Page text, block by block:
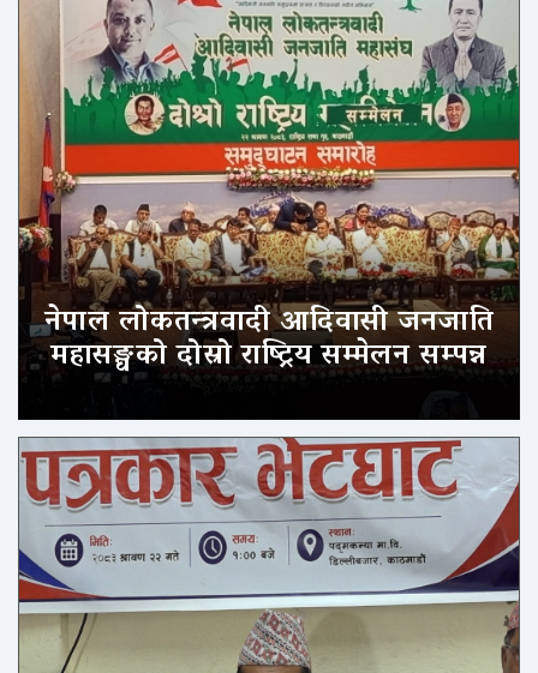
नेपाल लोकतन्त्रवादी आदिवासी जनजाति
महासङ्घको दोस्रो राष्ट्रिय सम्मेलन सम्पन्न